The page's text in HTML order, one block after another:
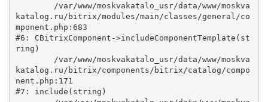
katalog.ru/bitrix/modules/main/classes/general/co
mponent.php:683
#6: CBitrixComponent->includeComponentTemplate(st
ring)
katalog.ru/bitrix/components/bitrix/catalog/compo
nent.php:171
#7: include(string)